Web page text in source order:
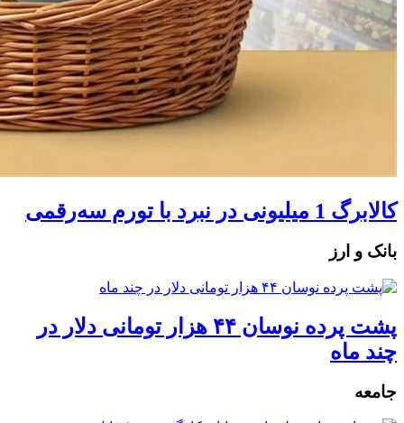
کالابرگ 1 میلیونی در نبرد با تورم سه‌رقمی
بانک و ارز
پشت پرده نوسان ۴۴ هزار تومانی دلار در
چند ماه
جامعه